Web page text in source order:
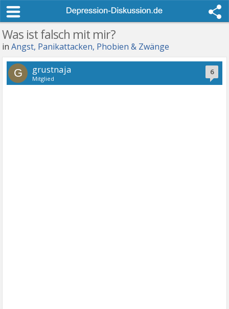
Was ist falsch mit mir?
inAngst, Panikattacken, Phobien & Zwänge
6
G grustnaja
Mitglied